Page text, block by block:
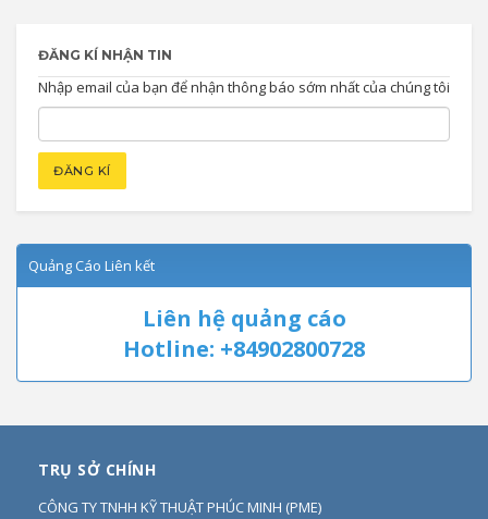
ĐĂNG KÍ NHẬN TIN
Nhập email của bạn để nhận thông báo sớm nhất của chúng tôi
Quảng Cáo Liên kết
Liên hệ quảng cáo
Hotline: +84902800728
TRỤ SỞ CHÍNH
CÔNG TY TNHH KỸ THUẬT PHÚC MINH (PME)